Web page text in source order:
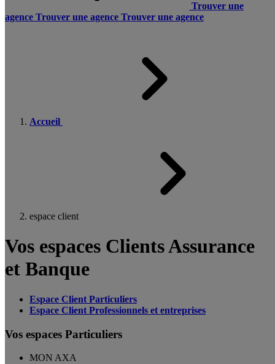
Trouver une
agence Trouver une agence Trouver une agence
Accueil
espace client
Vos espaces Clients Assurance
et Banque
Espace Client Particuliers
Espace Client Professionnels et entreprises
Vos espaces Particuliers
MON AXA